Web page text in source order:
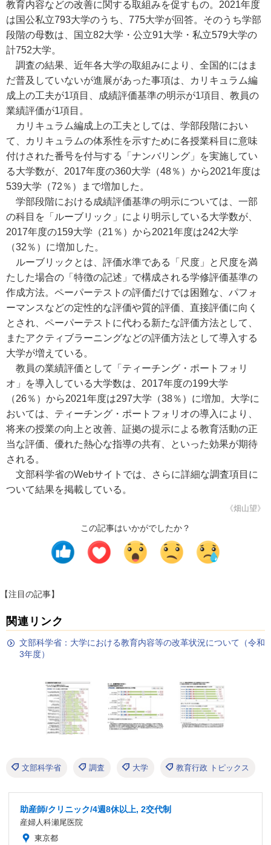
教育内容などの改善に関する取組みを促すもの。2021年度
は国公私立793大学のうち、775大学が回答。そのうち学部
段階の母数は、国立82大学・公立91大学・私立579大学の
計752大学。
調査の結果、近年各大学の取組みにより、全国的にはま
だ普及していないが進展があった事項は、カリキュラム編
成上の工夫が1項目、成績評価基準の明示が1項目、教員の
業績評価が1項目。
カリキュラム編成上の工夫としては、学部段階におい
て、カリキュラムの体系性を示すために各授業科目に意味
付けされた番号を付与する「ナンバリング」を実施してい
る大学数が、2017年度の360大学（48％）から2021年度は
539大学（72％）まで増加した。
学部段階における成績評価基準の明示については、一部
の科目を「ルーブリック」により明示している大学数が、
2017年度の159大学（21％）から2021年度は242大学
（32％）に増加した。
ルーブリックとは、評価水準である「尺度」と尺度を満
たした場合の「特徴の記述」で構成される学修評価基準の
作成方法。ペーパーテストの評価だけでは困難な、パフォ
ーマンスなどの定性的な評価や質的評価、直接評価に向く
とされ、ペーパーテストに代わる新たな評価方法として、
またアクティブラーニングなどの評価方法として導入する
大学が増えている。
教員の業績評価として「ティーチング・ポートフォリ
オ」を導入している大学数は、2017年度の199大学
（26％）から2021年度は297大学（38％）に増加。大学に
おいては、ティーチング・ポートフォリオの導入により、
将来の授業の向上と改善、証拠の提示による教育活動の正
当な評価、優れた熱心な指導の共有、といった効果が期待
される。
文部科学省のWebサイトでは、さらに詳細な調査項目に
ついて結果を掲載している。
《畑山望》
この記事はいかがでしたか？
【注目の記事】
関連リンク
文部科学省：大学における教育内容等の改革状況について（令和
3年度）
文部科学省 調査 大学 教育行政 トピックス
助産師/クリニック/4週8休以上, 2交代制
産婦人科瀬尾医院
東京都